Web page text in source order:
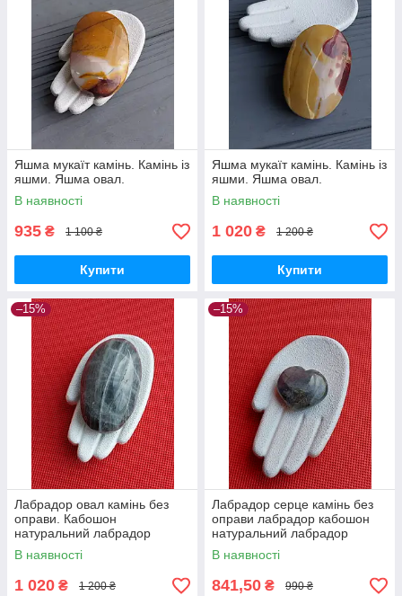
Яшма мукаїт камінь. Камінь із
яшми. Яшма овал.
В наявності
935 ₴ 1 100 ₴
Купити
Яшма мукаїт камінь. Камінь із
яшми. Яшма овал.
В наявності
1 020 ₴ 1 200 ₴
Купити
–15%
Лабрадор овал камінь без
оправи. Кабошон
натуральний лабрадор
63*38*22 мм. Індія.
В наявності
1 020 ₴ 1 200 ₴
–15%
Лабрадор серце камінь без
оправи лабрадор кабошон
натуральний лабрадор
спектроліт камінь 27*27*10
мм. Індія. Лабрадор серце
камінь
В наявності
841,50 ₴ 990 ₴